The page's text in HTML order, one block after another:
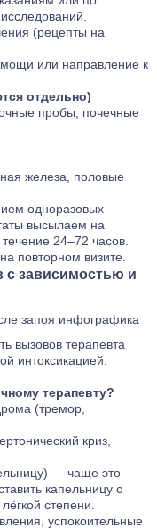
(рецепты на
или направление к
отдельно)
пробы, почечные
железа, половые
одноразовых
высылаем на
24–72 часов.
повторном визите.
с зависимостью и
вызовов терапевта
интоксикацией
терапевту?
(тремор,
криз,
— чаще это
капельницу с
степени.
успокоительные